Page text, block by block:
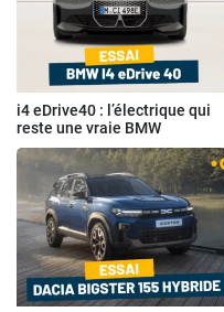
i4 eDrive40 : l’électrique qui
reste une vraie BMW